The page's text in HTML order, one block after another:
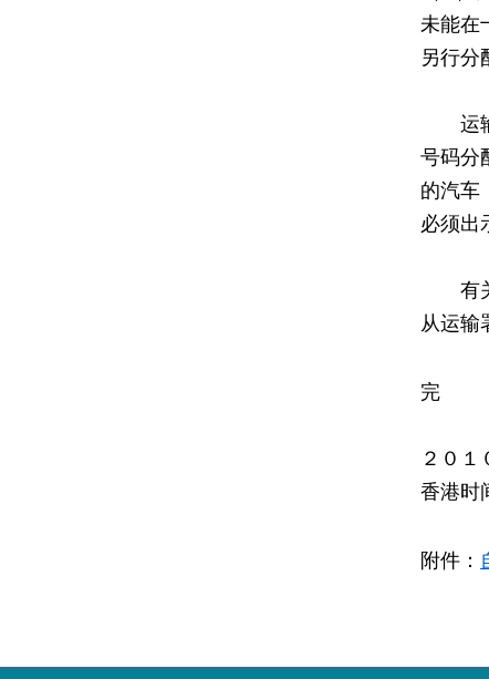
未能在
另行分
运输
号码分
的汽车
必须出
有关
从运输
完
２０１
香港时
附件：